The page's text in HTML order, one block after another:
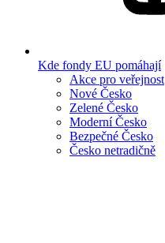
Kde fondy EU pomáhají
Akce pro veřejnost
Nové Česko
Zelené Česko
Moderní Česko
Bezpečné Česko
Česko netradičně